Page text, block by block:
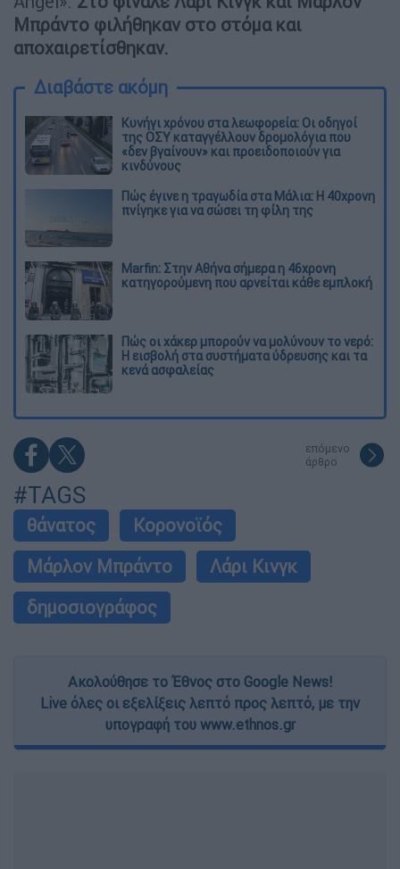
Μπράντο φιλήθηκαν στο στόμα και
αποχαιρετίσθηκαν.
Διαβάστε ακόμη
Κυνήγι χρόνου στα λεωφορεία: Οι οδηγοί
της ΟΣΥ καταγγέλλουν δρομολόγια που
«δεν βγαίνουν» και προειδοποιούν για
κινδύνους
Πώς έγινε η τραγωδία στα Μάλια: Η 40χρονη
πνίγηκε για να σώσει τη φίλη της
Marfin: Στην Αθήνα σήμερα η 46χρονη
κατηγορούμενη που αρνείται κάθε εμπλοκή
Πώς οι χάκερ μπορούν να μολύνουν το νερό:
Η εισβολή στα συστήματα ύδρευσης και τα
κενά ασφαλείας
επόμενο
άρθρο
#TAGS
θάνατος
Κορονοϊός
Μάρλον Μπράντο
Λάρι Κινγκ
δημοσιογράφος
Ακολούθησε το Έθνος στο Google News!
Live όλες οι εξελίξεις λεπτό προς λεπτό, με την
υπογραφή του www.ethnos.gr